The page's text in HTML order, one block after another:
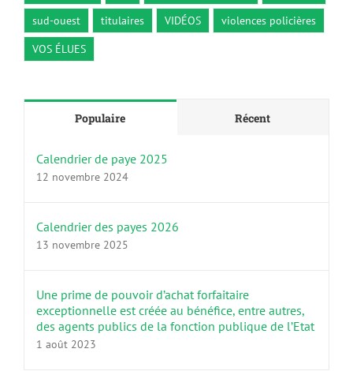
sud-ouest
titulaires VIDÉOS
violences policières
VOS ÉLUES
Populaire Récent
Calendrier de paye 2025
12 novembre 2024
Calendrier des payes 2026
13 novembre 2025
Une prime de pouvoir d’achat forfaitaire
exceptionnelle est créée au bénéfice, entre autres,
des agents publics de la fonction publique de l’Etat
1 août 2023